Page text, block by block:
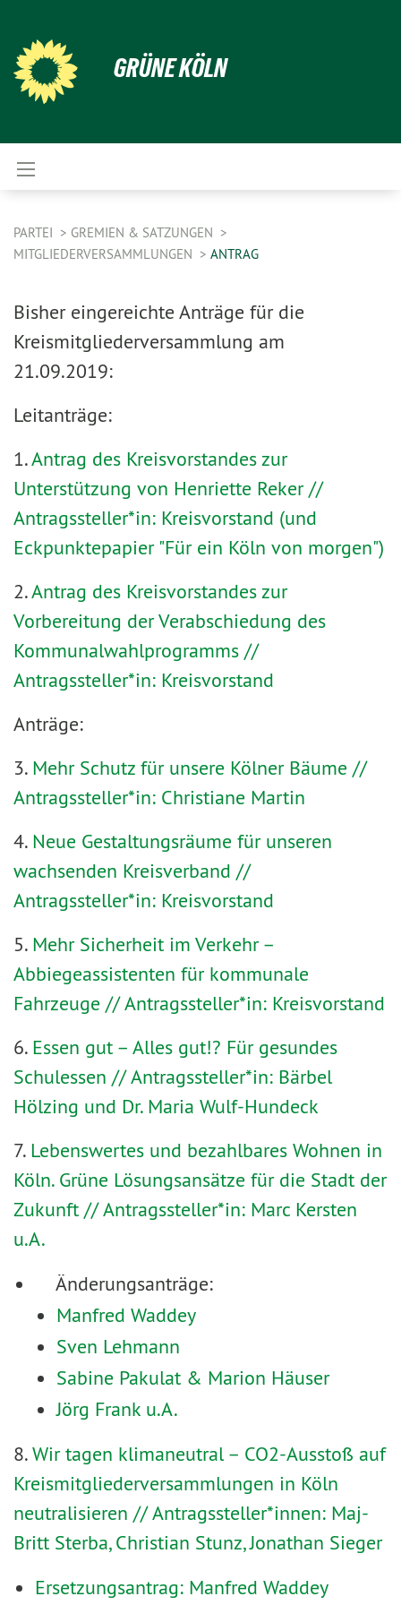
GRÜNE KÖLN
PARTEI
GREMIEN & SATZUNGEN
MITGLIEDERVERSAMMLUNGEN
ANTRAG
Bisher eingereichte Anträge für die
Kreismitgliederversammlung am
21.09.2019:
Leitanträge:
1.Antrag des Kreisvorstandes zur
Unterstützung von Henriette Reker //
Antragssteller*in: Kreisvorstand (und
Eckpunktepapier "Für ein Köln von morgen")
2.Antrag des Kreisvorstandes zur
Vorbereitung der Verabschiedung des
Kommunalwahlprogramms //
Antragssteller*in: Kreisvorstand
Anträge:
3. Mehr Schutz für unsere Kölner Bäume //
Antragssteller*in: Christiane Martin
4. Neue Gestaltungsräume für unseren
wachsenden Kreisverband //
Antragssteller*in: Kreisvorstand
5. Mehr Sicherheit im Verkehr –
Abbiegeassistenten für kommunale
Fahrzeuge // Antragssteller*in: Kreisvorstand
6. Essen gut – Alles gut!? Für gesundes
Schulessen // Antragssteller*in: Bärbel
Hölzing und Dr. Maria Wulf-Hundeck
7. Lebenswertes und bezahlbares Wohnen in
Köln. Grüne Lösungsansätze für die Stadt der
Zukunft // Antragssteller*in: Marc Kersten
u.A.
Änderungsanträge:
Manfred Waddey
Sven Lehmann
Sabine Pakulat & Marion Häuser
Jörg Frank u.A.
8.Wir tagen klimaneutral – CO2-Ausstoß auf
Kreismitgliederversammlungen in Köln
neutralisieren // Antragssteller*innen: Maj-
Britt Sterba, Christian Stunz, Jonathan Sieger
Ersetzungsantrag: Manfred Waddey